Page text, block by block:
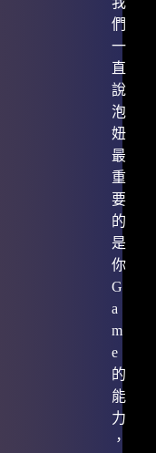
們
一
直
說
泡
妞
最
重
要
的
是
你
G
a
m
e
的
能
力
，